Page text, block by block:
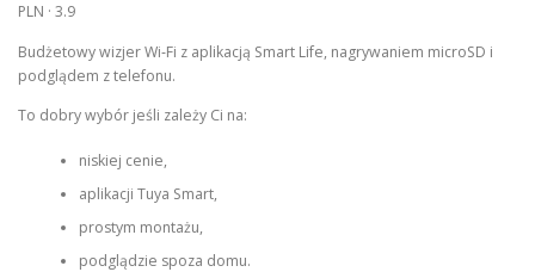
PLN · 3.9
Budżetowy wizjer Wi‑Fi z aplikacją Smart Life, nagrywaniem microSD i
podglądem z telefonu.
To dobry wybór jeśli zależy Ci na:
niskiej cenie,
aplikacji Tuya Smart,
prostym montażu,
podglądzie spoza domu.